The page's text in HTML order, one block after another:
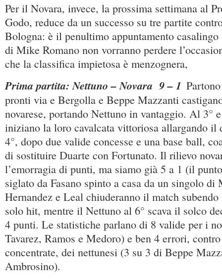
Per il Novara, invece, la prossima settimana al
Godo, reduce da un successo su tre partite
Bologna: è il penultimo appuntamento casalingo
di Mike Romano non vorranno perdere
che la classifica impietosa è menzognera,
Prima partita: Nettuno – Novara 9 – 1
pronti via e Bergolla e Beppe Mazzanti
novarese, portando Nettuno in vantaggio. Al 3°
iniziano la loro cavalcata vittoriosa allargando il
4°, dopo due valide concesse e una base ball,
di sostituire Duarte con Fortunato. Il rilievo
l’emorragia di punti, ma siamo già 5 a 1 (il
siglato da Fasano spinto a casa da un singolo di
Hernandez e Leal chiuderanno il match
solo hit, mentre il Nettuno al 6° scava il solco
4 punti. Le statistiche parlano di 8 valide per i
Tavarez, Ramos e Medoro) e ben 4 errori,
concentrate, dei nettunesi (3 su 3 di Beppe
Ambrosino).